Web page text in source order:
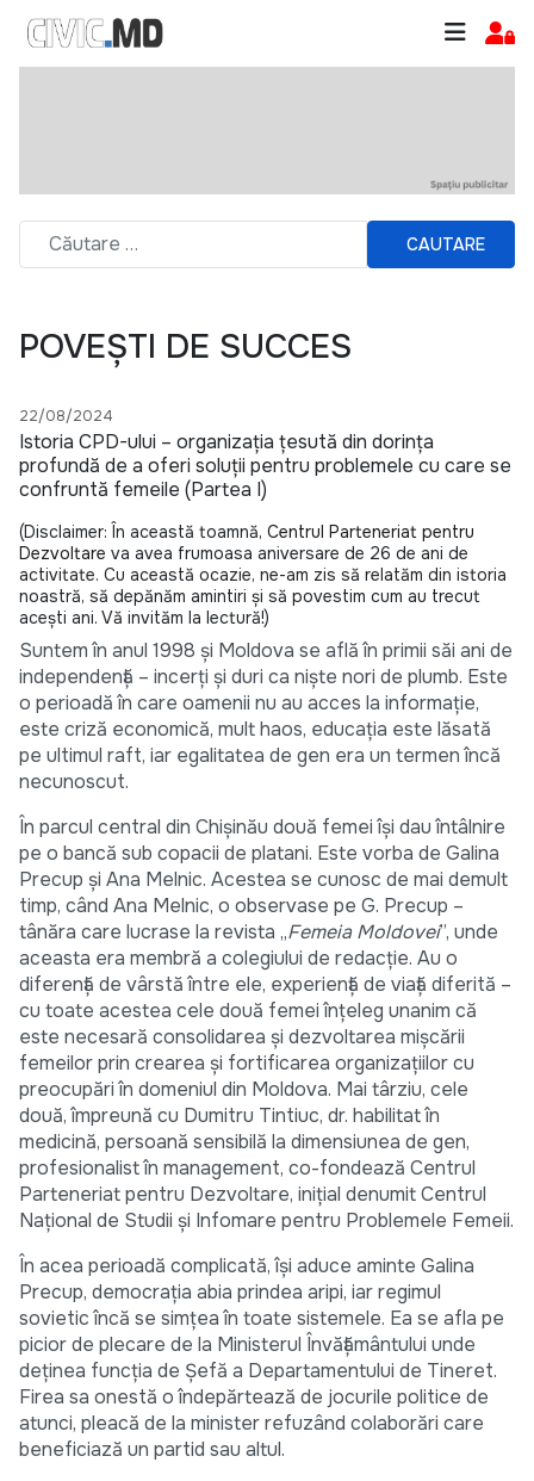
CAUTARE
POVEȘTI DE SUCCES
22/08/2024
Istoria CPD-ului – organizația țesută din dorința
profundă de a oferi soluții pentru problemele cu care se
confruntă femeile (Partea I)
(Disclaimer: În această toamnă, Centrul Parteneriat pentru
Dezvoltare va avea frumoasa aniversare de 26 de ani de
activitate. Cu această ocazie, ne-am zis să relatăm din istoria
noastră, să depănăm amintiri și să povestim cum au trecut
acești ani. Vă invităm la lectură!)
Suntem în anul 1998 și Moldova se află în primii săi ani de
independență – incerți și duri ca niște nori de plumb. Este
o perioadă în care oamenii nu au acces la informație,
este criză economică, mult haos, educația este lăsată
pe ultimul raft, iar egalitatea de gen era un termen încă
necunoscut.
În parcul central din Chișinău două femei își dau întâlnire
pe o bancă sub copacii de platani. Este vorba de Galina
Precup și Ana Melnic. Acestea se cunosc de mai demult
timp, când Ana Melnic, o observase pe G. Precup –
tânăra care lucrase la revista „Femeia Moldovei”, unde
aceasta era membră a colegiului de redacție. Au o
diferență de vârstă între ele, experiență de viață diferită –
cu toate acestea cele două femei înțeleg unanim că
este necesară consolidarea și dezvoltarea mișcării
femeilor prin crearea și fortificarea organizațiilor cu
preocupări în domeniul din Moldova. Mai târziu, cele
două, împreună cu Dumitru Tintiuc, dr. habilitat în
medicină, persoană sensibilă la dimensiunea de gen,
profesionalist în management, co-fondează Centrul
Parteneriat pentru Dezvoltare, inițial denumit Centrul
Național de Studii și Infomare pentru Problemele Femeii.
În acea perioadă complicată, își aduce aminte Galina
Precup, democrația abia prindea aripi, iar regimul
sovietic încă se simțea în toate sistemele. Ea se afla pe
picior de plecare de la Ministerul Învățământului unde
deținea funcția de Șefă a Departamentului de Tineret.
Firea sa onestă o îndepărtează de jocurile politice de
atunci, pleacă de la minister refuzând colaborări care
beneficiază un partid sau altul.